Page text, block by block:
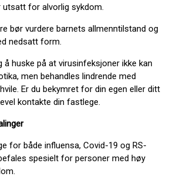
for alvorlig sykdom.
bør vurdere barnets allmenntilstand og
nedsatt form.
å huske på at virusinfeksjoner ikke kan
men behandles lindrende med
Er du bekymret for din egen eller ditt
kontakte din fastlege.
for både influensa, Covid-19 og RS-
spesielt for personer med høy